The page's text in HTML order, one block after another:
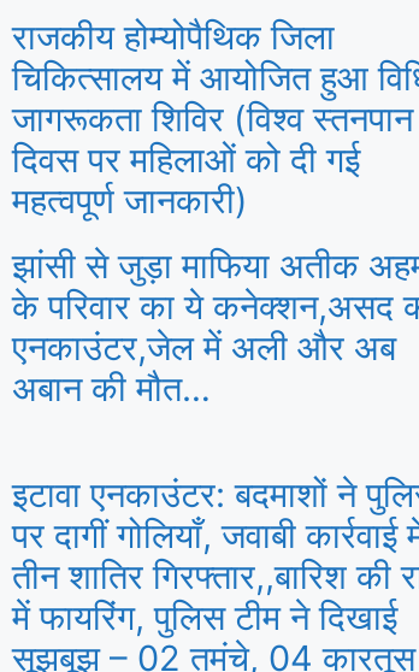
राजकीय होम्योपैथिक जिला
चिकित्सालय में आयोजित हुआ
जागरूकता शिविर (विश्व स्तनपान
दिवस पर महिलाओं को दी गई
महत्वपूर्ण जानकारी)
झांसी से जुड़ा माफिया अतीक
के परिवार का ये कनेक्शन,असद
एनकाउंटर,जेल में अली और अब
अबान की मौत…
इटावा एनकाउंटर: बदमाशों ने
पर दागीं गोलियाँ, जवाबी कार्रवाई
तीन शातिर गिरफ्तार,,बारिश की
में फायरिंग, पुलिस टीम ने दिखाई
सूझबूझ – 02 तमंचे, 04 कारतूस